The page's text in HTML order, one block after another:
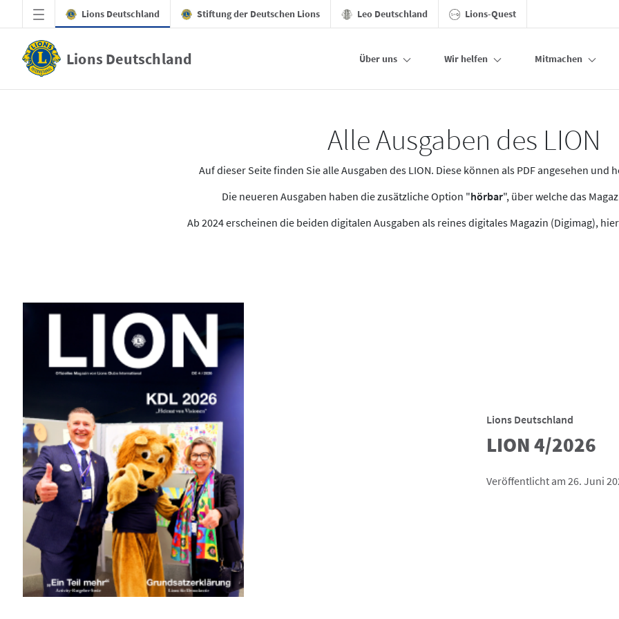
Zum Hauptinhalt springen
Lions Deutschland Stiftung der Deutschen Lions Leo Deutschland Lions-Quest
Lions Deutschland Über uns Wir helfen Mitmachen
Alle Ausgaben des LION
Auf dieser Seite finden Sie alle Ausgaben des LION. Diese können als PDF angesehen und
Die neueren Ausgaben haben die zusätzliche Option "hörbar", über welche das
Ab 2024 erscheinen die beiden digitalen Ausgaben als reines digitales Magazin (Digimag),
Lions Deutschland
LION 4/2026
Veröffentlicht am 26. Juni